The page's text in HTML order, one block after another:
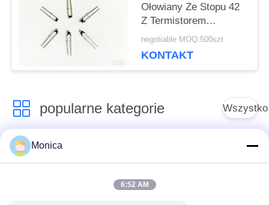
Ołowiany Ze Stopu 42
Z Termistorem
Epoksydowym
negotiable MOQ:500szt
KONTAKT
popularne kategorie Wszystko
Precyzyjny termistor
NTC
epoksydowy
Monica
6:52 AM